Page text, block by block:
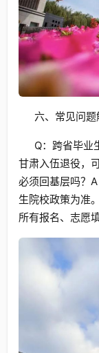
六、常见问题
Q：跨省毕业
甘肃入伍退役，
必须回基层吗？
生院校政策为准
所有报名、志愿